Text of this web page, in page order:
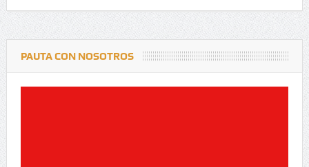
PAUTA CON NOSOTROS